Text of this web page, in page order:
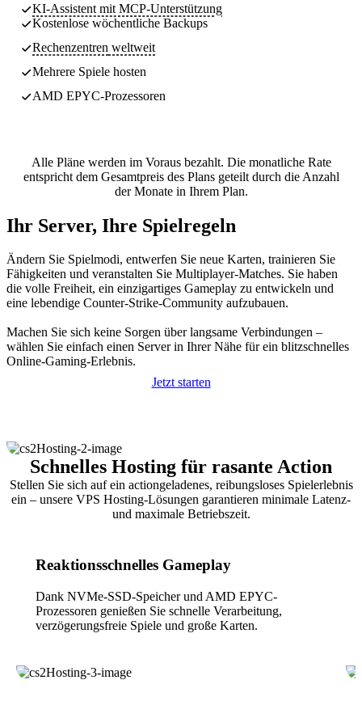
KI-Assistent mit MCP-Unterstützung
Kostenlose wöchentliche Backups
Rechenzentren weltweit
Mehrere Spiele hosten
AMD EPYC-Prozessoren
Alle Pläne werden im Voraus bezahlt. Die monatliche Rate
entspricht dem Gesamtpreis des Plans geteilt durch die Anzahl
der Monate in Ihrem Plan.
Ihr Server, Ihre Spielregeln
Ändern Sie Spielmodi, entwerfen Sie neue Karten, trainieren Sie
Fähigkeiten und veranstalten Sie Multiplayer-Matches. Sie haben
die volle Freiheit, ein einzigartiges Gameplay zu entwickeln und
eine lebendige Counter-Strike-Community aufzubauen.
Machen Sie sich keine Sorgen über langsame Verbindungen –
wählen Sie einfach einen Server in Ihrer Nähe für ein blitzschnelles
Online-Gaming-Erlebnis.
Jetzt starten
Schnelles Hosting für rasante Action
Stellen Sie sich auf ein actiongeladenes, reibungsloses Spielerlebnis
ein – unsere VPS Hosting-Lösungen garantieren minimale Latenz-
und maximale Betriebszeit.
Reaktionsschnelles Gameplay
Dank NVMe-SSD-Speicher und AMD EPYC-
Prozessoren genießen Sie schnelle Verarbeitung,
verzögerungsfreie Spiele und große Karten.